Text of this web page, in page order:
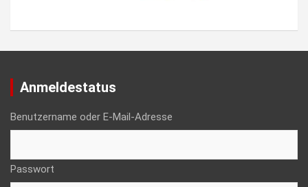
Anmeldestatus
Benutzername oder E-Mail-Adresse
Passwort